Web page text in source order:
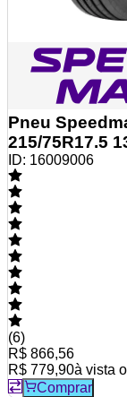
Pneu
215/75R17.5
ID: 16009006
(6)
R$ 866,56
R$ 779,90à vista
Comprar